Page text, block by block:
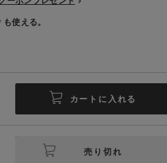
も使える。
カートに入れる
売り切れ